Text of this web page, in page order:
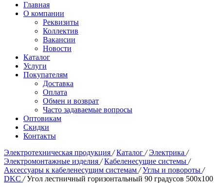
Главная
О компании
Реквизиты
Коллектив
Вакансии
Новости
Каталог
Услуги
Покупателям
Доставка
Оплата
Обмен и возврат
Часто задаваемые вопросы
Оптовикам
Скидки
Контакты
Электротехническая продукция / Каталог / Электрика /
Электромонтажные изделия / Кабеленесущие системы /
Аксессуары к кабеленесущим системам / Углы и повороты /
DKC / Угол лестничный горизонтальный 90 градусов 500х100